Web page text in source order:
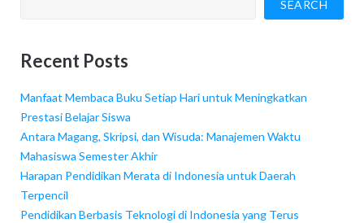
SEARCH
Recent Posts
Manfaat Membaca Buku Setiap Hari untuk Meningkatkan
Prestasi Belajar Siswa
Antara Magang, Skripsi, dan Wisuda: Manajemen Waktu
Mahasiswa Semester Akhir
Harapan Pendidikan Merata di Indonesia untuk Daerah
Terpencil
Pendidikan Berbasis Teknologi di Indonesia yang Terus